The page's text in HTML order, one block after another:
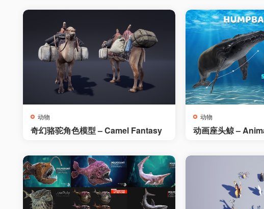
动物
奇幻骆驼角色模型 – Camel Fantasy
动物
动画座头鲸 –